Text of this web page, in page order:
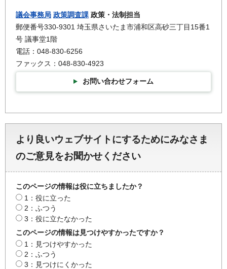
議会事務局 政策調査課 政策・法制担当
郵便番号330-9301 埼玉県さいたま市浦和区高砂三丁目15番1
号 議事堂1階
電話：048-830-6256
ファックス：048-830-4923
お問い合わせフォーム
より良いウェブサイトにするためにみなさま
のご意見をお聞かせください
このページの情報は役に立ちましたか？
1：役に立った
2：ふつう
3：役に立たなかった
このページの情報は見つけやすかったですか？
1：見つけやすかった
2：ふつう
3：見つけにくかった